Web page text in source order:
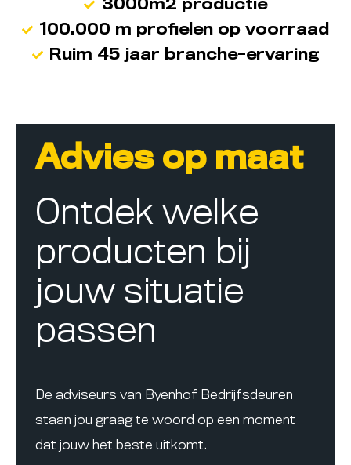
3000m2 productie
100.000 m profielen op voorraad
Ruim 45 jaar branche-ervaring
Advies op maat
Ontdek welke
producten bij
jouw situatie
passen
De adviseurs van Byenhof Bedrijfsdeuren
staan jou graag te woord op een moment
dat jouw het beste uitkomt.